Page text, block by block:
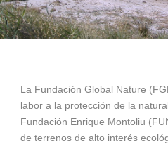
La Fundación Global Nature
labor a la protección de la
Fundación Enrique Montoliu
de terrenos de alto interés